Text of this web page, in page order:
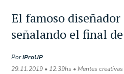
El famoso
señalando el final
PoriProUP
29.11.2019 • 12:39hs • Mentes creativas